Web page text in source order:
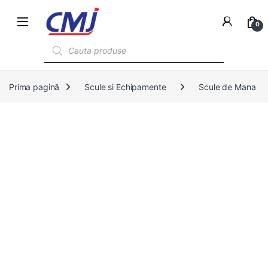
0
Prima pagină Scule si Echipamente Scule de Mana